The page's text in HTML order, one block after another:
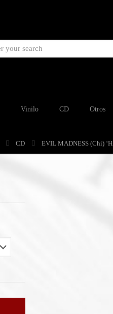
Vinilo CD Otros
CD EVIL MADNESS (Chi)